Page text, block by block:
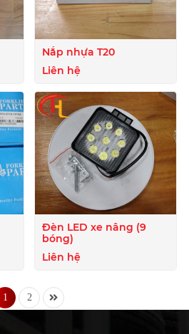
Nắp nhựa T20
Liên hệ
Đèn LED xe nâng (9
bóng)
Liên hệ
1 2